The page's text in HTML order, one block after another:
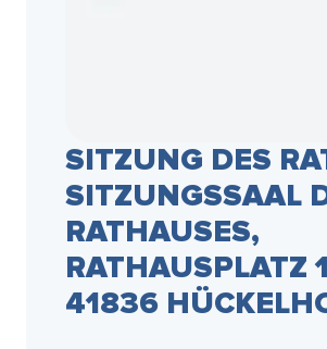
SITZUNG DES
SITZUNGSSAAL
RATHAUSES,
RATHAUSPLATZ
41836